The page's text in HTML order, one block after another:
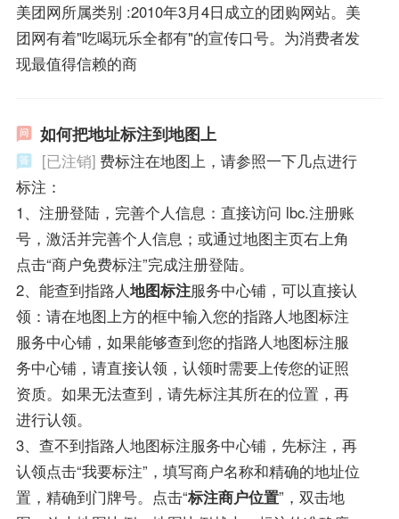
美团网所属类别 :2010年3月4日成立的团购网站。美
团网有着"吃喝玩乐全都有"的宣传口号。为消费者发
现最值得信赖的商
如何把地址标注到地图上
[已注销] 费标注在地图上，请参照一下几点进行
标注：
1、注册登陆，完善个人信息：直接访问 lbc.注册账
号，激活并完善个人信息；或通过地图主页右上角
点击“商户免费标注”完成注册登陆。
2、能查到指路人地图标注服务中心铺，可以直接认
领：请在地图上方的框中输入您的指路人地图标注
服务中心铺，如果能够查到您的指路人地图标注服
务中心铺，请直接认领，认领时需要上传您的证照
资质。如果无法查到，请先标注其所在的位置，再
进行认领。
3、查不到指路人地图标注服务中心铺，先标注，再
认领点击“我要标注”，填写商户名称和精确的地址位
置，精确到门牌号。点击“标注商户位置”，双击地